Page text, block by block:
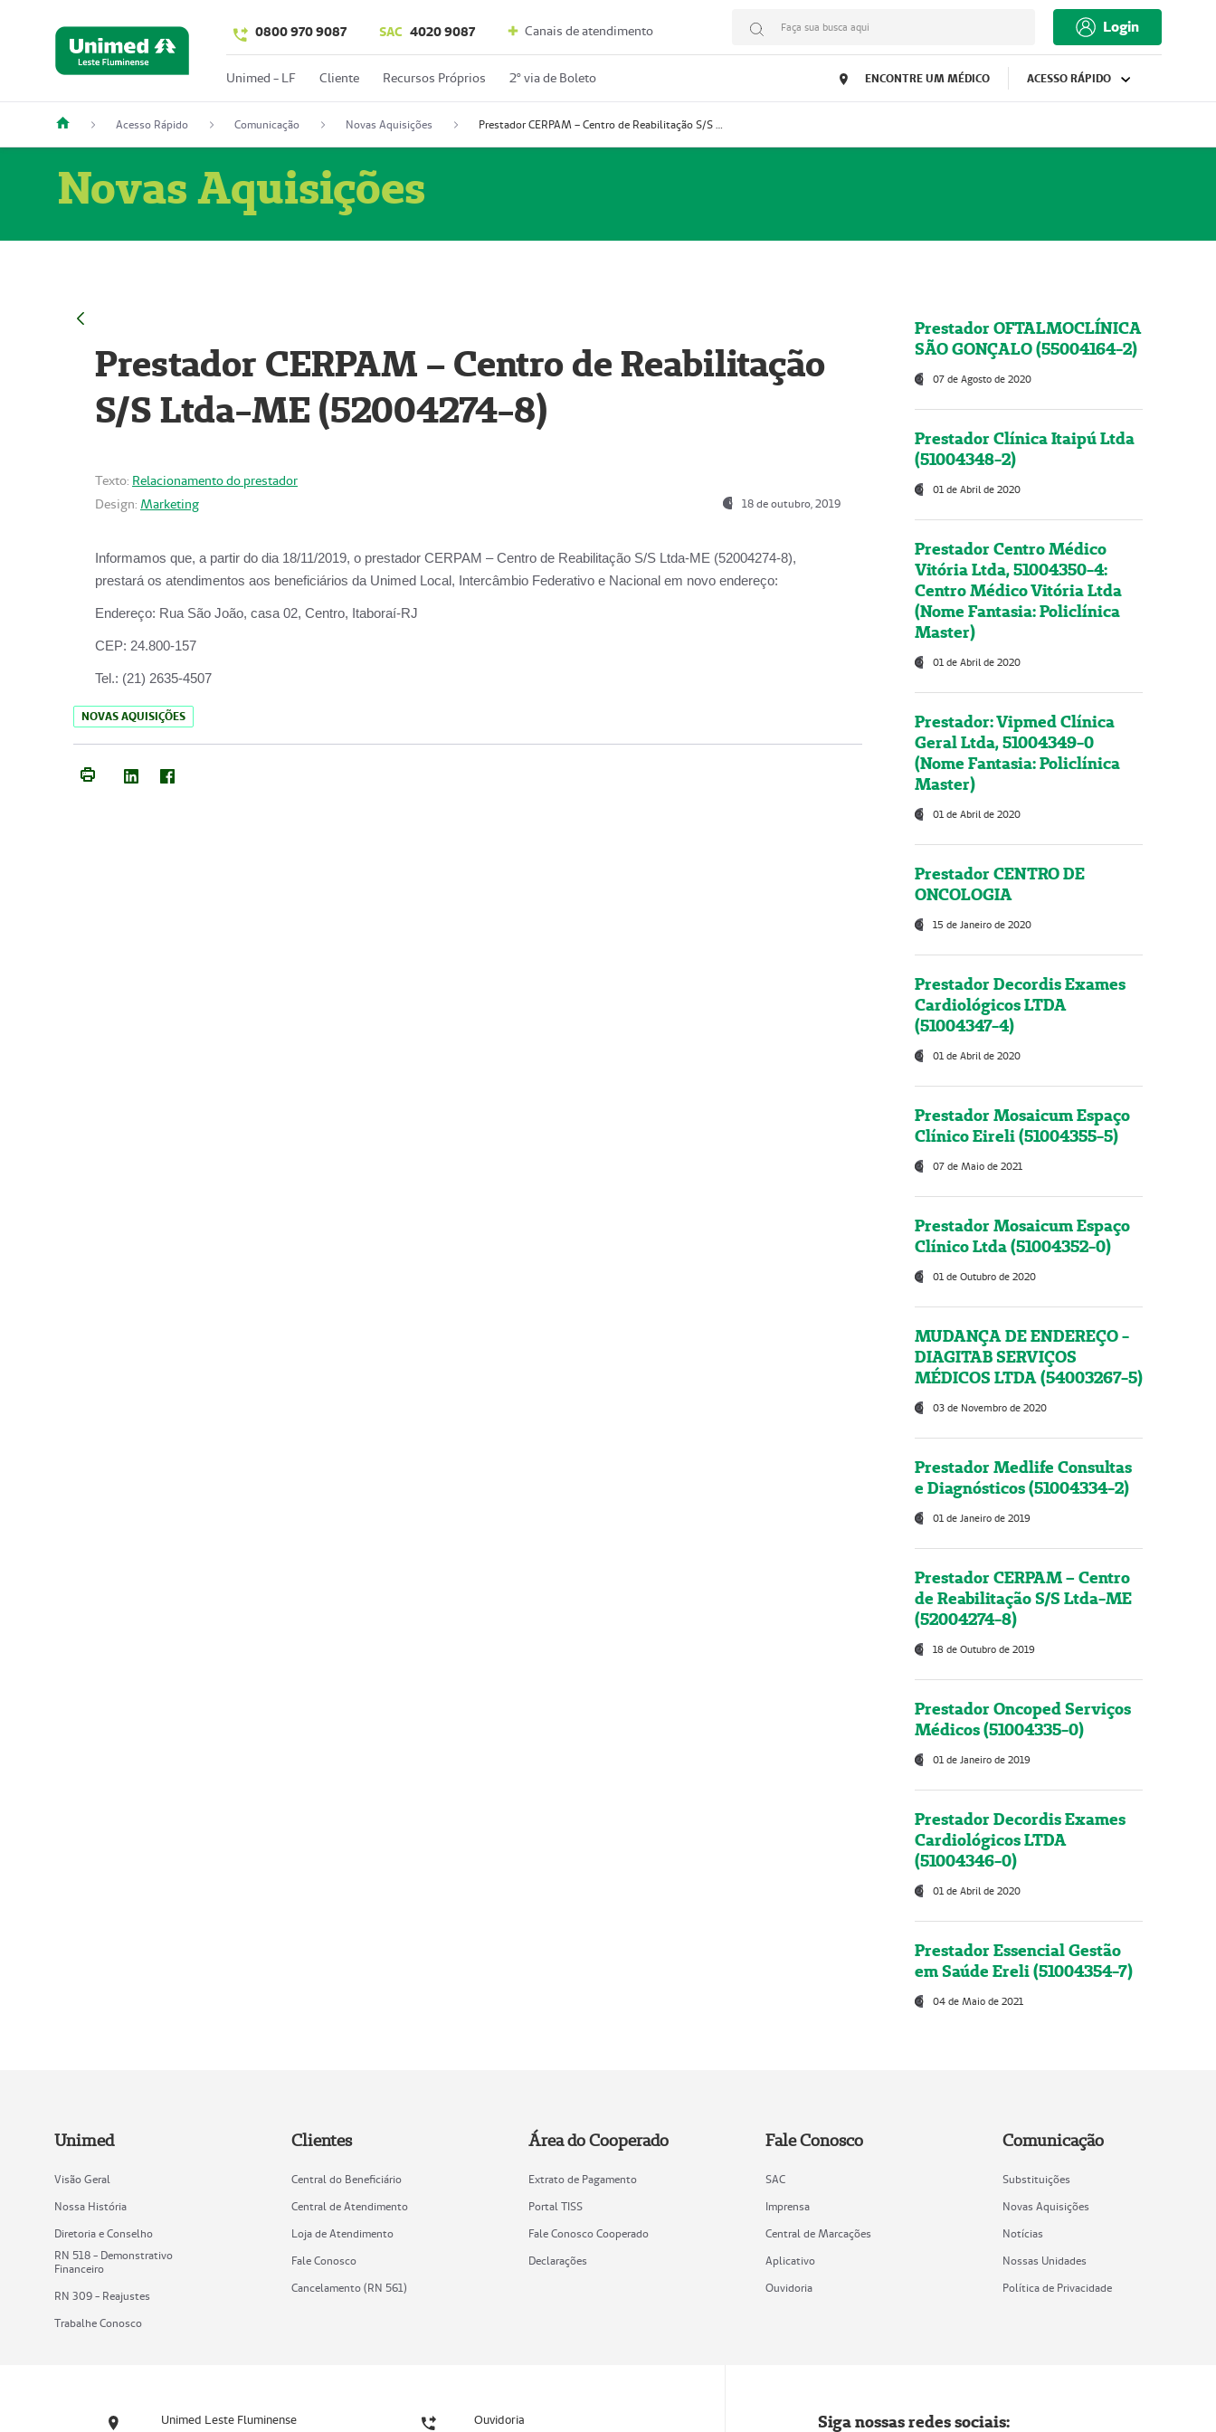
0800 970 9087 SAC 4020 9087 Canais de atendimento Faça sua busca aqui Login
Unimed - LF Cliente Recursos Próprios 2º via de Boleto ENCONTRE UM MÉDICO ACESSO RÁPIDO
Acesso Rápido Comunicação Novas Aquisições Prestador CERPAM – Centro de Reabilitação S/S Ltda-ME (52004274-8)
Novas Aquisições
Prestador CERPAM – Centro de Reabilitação
S/S Ltda-ME (52004274-8)
Texto: Relacionamento do prestador
Design: Marketing 18 de outubro, 2019
Informamos que, a partir do dia 18/11/2019, o prestador CERPAM – Centro de Reabilitação S/S Ltda-ME (52004274-8),
prestará os atendimentos aos beneficiários da Unimed Local, Intercâmbio Federativo e Nacional em novo endereço:
Endereço: Rua São João, casa 02, Centro, Itaboraí-RJ
CEP: 24.800-157
Tel.: (21) 2635-4507
NOVAS AQUISIÇÕES
Prestador OFTALMOCLÍNICA
SÃO GONÇALO (55004164-2)
07 de Agosto de 2020
Prestador Clínica Itaipú Ltda
(51004348-2)
01 de Abril de 2020
Prestador Centro Médico
Vitória Ltda, 51004350-4:
Centro Médico Vitória Ltda
(Nome Fantasia: Policlínica
Master)
01 de Abril de 2020
Prestador: Vipmed Clínica
Geral Ltda, 51004349-0
(Nome Fantasia: Policlínica
Master)
01 de Abril de 2020
Prestador CENTRO DE
ONCOLOGIA
15 de Janeiro de 2020
Prestador Decordis Exames
Cardiológicos LTDA
(51004347-4)
01 de Abril de 2020
Prestador Mosaicum Espaço
Clínico Eireli (51004355-5)
07 de Maio de 2021
Prestador Mosaicum Espaço
Clínico Ltda (51004352-0)
01 de Outubro de 2020
MUDANÇA DE ENDEREÇO -
DIAGITAB SERVIÇOS
MÉDICOS LTDA (54003267-5)
03 de Novembro de 2020
Prestador Medlife Consultas
e Diagnósticos (51004334-2)
01 de Janeiro de 2019
Prestador CERPAM – Centro
de Reabilitação S/S Ltda-ME
(52004274-8)
18 de Outubro de 2019
Prestador Oncoped Serviços
Médicos (51004335-0)
01 de Janeiro de 2019
Prestador Decordis Exames
Cardiológicos LTDA
(51004346-0)
01 de Abril de 2020
Prestador Essencial Gestão
em Saúde Ereli (51004354-7)
04 de Maio de 2021
Unimed
Visão Geral
Nossa História
Diretoria e Conselho
RN 518 - Demonstrativo
Financeiro
RN 309 - Reajustes
Trabalhe Conosco
Clientes
Central do Beneficiário
Central de Atendimento
Loja de Atendimento
Fale Conosco
Cancelamento (RN 561)
Área do Cooperado
Extrato de Pagamento
Portal TISS
Fale Conosco Cooperado
Declarações
Fale Conosco
SAC
Imprensa
Central de Marcações
Aplicativo
Ouvidoria
Comunicação
Substituições
Novas Aquisições
Notícias
Nossas Unidades
Política de Privacidade
Unimed Leste Fluminense Ouvidoria Siga nossas redes sociais: